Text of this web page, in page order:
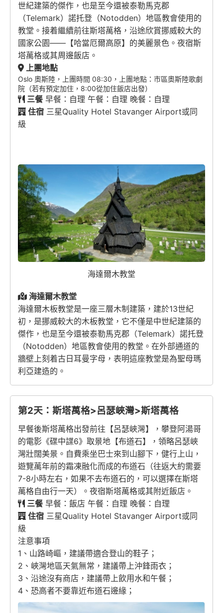
世紀建築的傑作，也是至今還被泰勒馬克郡
（Telemark）諾托登（Notodden）地區教會使用的
教堂。接着繼續前往斯塔萬格，沿途欣賞挪威較大的
國家公園——【哈當厄爾高原】的美麗景色。夜宿斯
塔萬格或其周邊飯店。
上團地點
Oslo 奧斯陸，上團時間 08:30，上團地點：市區奧斯陸歌劇
院（若有預定加住，8:00從加住飯店出發）
三餐早餐：自理 午餐：自理 晚餐：自理
住宿 三星Quality Hotel Stavanger Airport或同
級
海達爾木教堂
海達爾木教堂
海達爾木板教堂是一座三層木制建築，建於13世紀
初，是挪威較大的木板教堂，它不僅是中世紀建築的
傑作，也是至今還被泰勒馬克郡（Telemark）諾托登
（Notodden）地區教會使用的教堂。在外部通道的
牆壁上刻着古日耳曼字母，表明這座教堂是為聖母瑪
利亞建造的。
第2天：斯塔萬格>呂瑟峽灣>斯塔萬格
早餐後斯塔萬格出發前往【呂瑟峽灣】，攀登阿湯哥
的電影《碟中諜6》取景地【布道石】，領略呂瑟峽
灣壯闊美景。自費乘坐巴士來到山腳下，健行上山，
遊覽萬年前的霜凍融化而成的布道石（往返大約需要
7-8小時左右，如果不去布道石的，可以選擇在斯塔
萬格自由行一天）。夜宿斯塔萬格或其附近飯店。
三餐早餐：飯店 午餐：自理 晚餐：自理
住宿 三星Quality Hotel Stavanger Airport或同
級
注意事項
1、山路崎嶇，建議帶適合登山的鞋子；
2、峽灣地區天氣無常，建議帶上沖鋒雨衣；
3、沿途沒有商店，建議帶上飲用水和午餐；
4、恐高者不要靠近布道石邊緣；